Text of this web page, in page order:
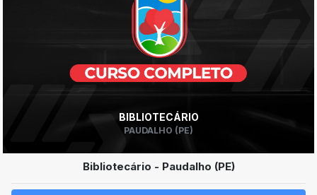
BIBLIOTECÁRIO
PAUDALHO (PE)
Bibliotecário - Paudalho (PE)